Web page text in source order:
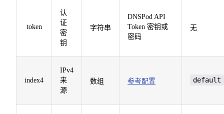
token
认
证
密
钥
字符串
DNSPod API
Token 密钥或
密码
无
index4
IPv4
来
源
数组 参考配置 default